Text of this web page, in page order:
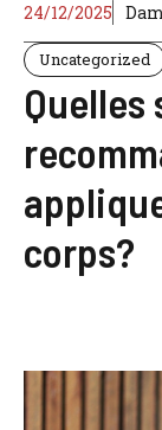
24/12/2025
Uncategorized
Quelles
corps?